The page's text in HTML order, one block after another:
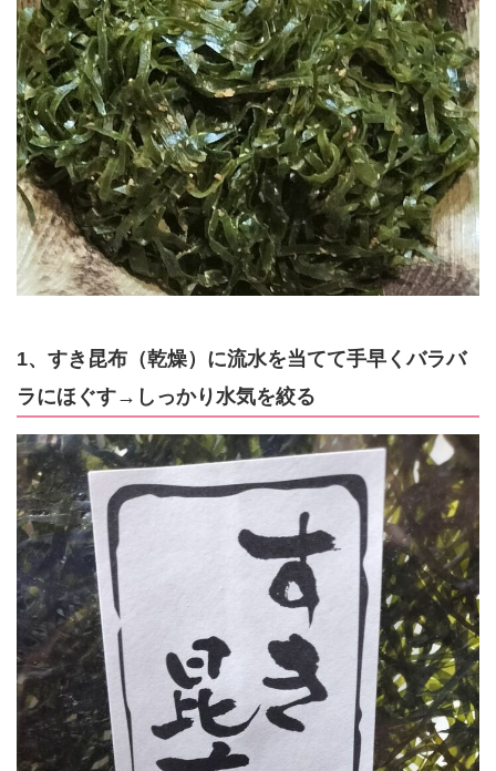
1、すき昆布（乾燥）に流水を当てて手早くバラバ
ラにほぐす→しっかり水気を絞る